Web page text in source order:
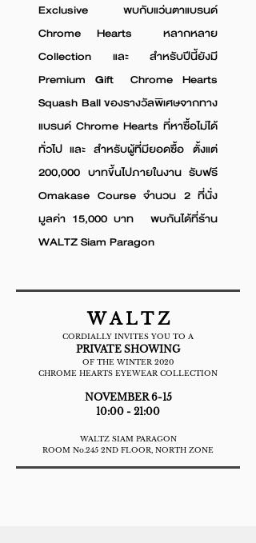
Exclusive พบกับแว่นตาแบรนด์
Chrome Hearts หลากหลาย
Collection และ สำหรับปีนี้ยังมี
Premium Gift Chrome Hearts
Squash Ball ของรางวัลพิเศษจากทาง
แบรนด์ Chrome Hearts ที่หาซื้อไม่ได้
ทั่วไป และ สำหรับผู้ที่มียอดซื้อ ตั้งแต่
200,000 บาทขึ้นไปภายในงาน รับฟรี
Omakase Course จำนวน 2 ที่นั่ง
มูลค่า 15,000 บาท พบกันได้ที่ร้าน
WALTZ Siam Paragon
W A L T Z
CORDIALLY INVITES YOU TO A
PRIVATE SHOWING
OF THE WINTER 2020
CHROME HEARTS EYEWEAR COLLECTION
NOVEMBER 6-15
10:00 - 21:00
WALTZ SIAM PARAGON
ROOM No.245 2ND FLOOR, NORTH ZONE